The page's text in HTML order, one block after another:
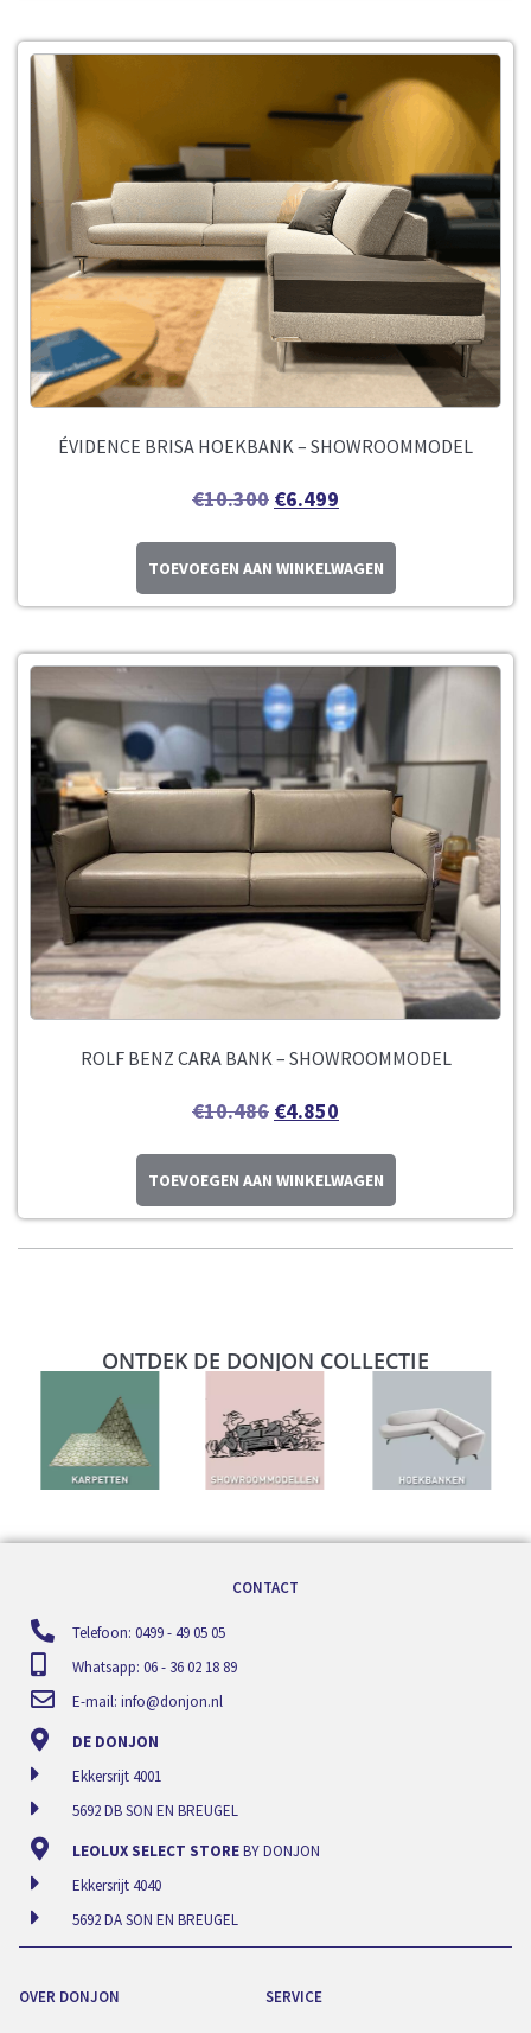
ÉVIDENCE BRISA HOEKBANK – SHOWROOMMODEL
€10.300 €6.499
TOEVOEGEN AAN WINKELWAGEN
ROLF BENZ CARA BANK – SHOWROOMMODEL
€10.486 €4.850
TOEVOEGEN AAN WINKELWAGEN
ONTDEK DE DONJON COLLECTIE
CONTACT
Telefoon: 0499 - 49 05 05
Whatsapp: 06 - 36 02 18 89
E-mail: info@donjon.nl
DE DONJON
Ekkersrijt 4001
5692 DB SON EN BREUGEL
LEOLUX SELECT STOREBY DONJON
Ekkersrijt 4040
5692 DA SON EN BREUGEL
OVER DONJON SERVICE